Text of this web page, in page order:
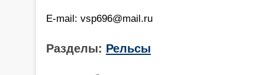
E-mail: vsp696@mail.ru
Разделы: Рельсы